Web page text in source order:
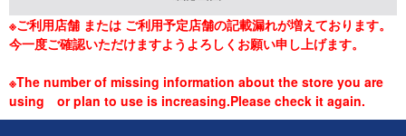
※ご利用店舗 または ご利用予定店舗の記載漏れが増えております。
今一度ご確認いただけますようよろしくお願い申し上げます。
※The number of missing information about the store you are
using or plan to use is increasing.Please check it again.